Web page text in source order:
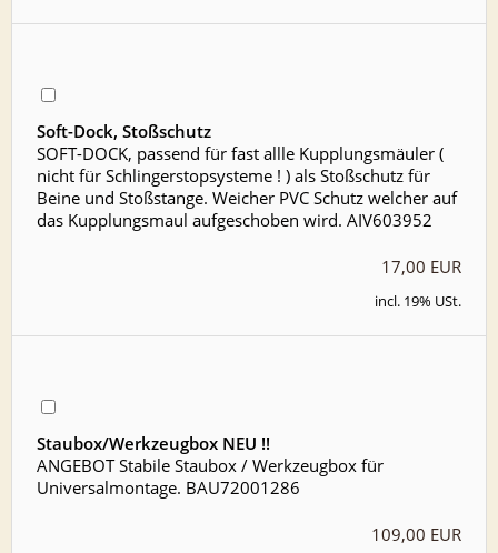
Soft-Dock, Stoßschutz
SOFT-DOCK, passend für fast allle Kupplungsmäuler (
nicht für Schlingerstopsysteme ! ) als Stoßschutz für
Beine und Stoßstange. Weicher PVC Schutz welcher auf
das Kupplungsmaul aufgeschoben wird. AIV603952
17,00 EUR
incl. 19% USt.
Staubox/Werkzeugbox NEU !!
ANGEBOT Stabile Staubox / Werkzeugbox für
Universalmontage. BAU72001286
109,00 EUR